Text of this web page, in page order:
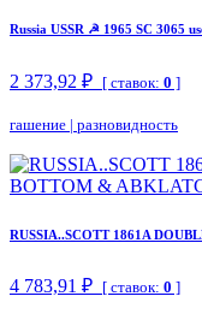
Russia USSR ☭ 1965 SC 3065
2 373,92 ₽ [ ставок: 0 ]
гашение | разновидность
RUSSIA..SCOTT 1861A
4 783,91 ₽ [ ставок: 0 ]